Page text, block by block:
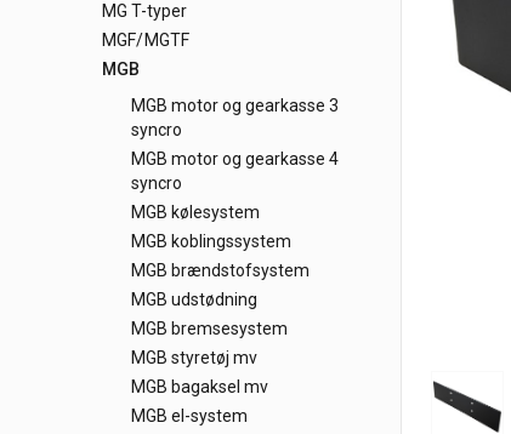
MG T-typer
MGF/MGTF
MGB
MGB motor og gearkasse 3
syncro
MGB motor og gearkasse 4
syncro
MGB kølesystem
MGB koblingssystem
MGB brændstofsystem
MGB udstødning
MGB bremsesystem
MGB styretøj mv
MGB bagaksel mv
MGB el-system